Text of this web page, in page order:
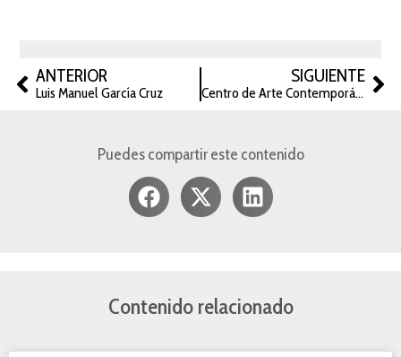
ANTERIOR
Luis Manuel García Cruz
SIGUIENTE
Centro de Arte Contemporáneo
Puedes compartir este contenido
Contenido relacionado